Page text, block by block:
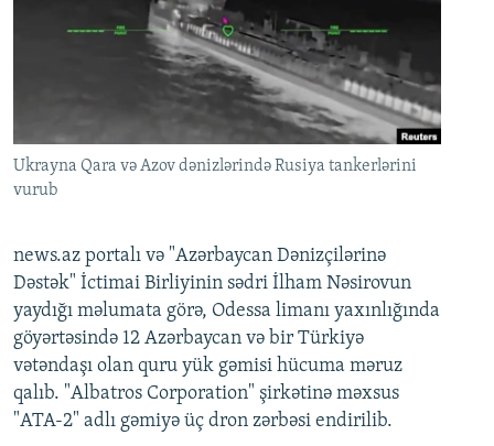
Ukrayna Qara və Azov dənizlərində Rusiya tankerlərini
vurub
news.az portalı və "Azərbaycan Dənizçilərinə
Dəstək" İctimai Birliyinin sədri İlham Nəsirovun
yaydığı məlumata görə, Odessa limanı yaxınlığında
göyərtəsində 12 Azərbaycan və bir Türkiyə
vətəndaşı olan quru yük gəmisi hücuma məruz
qalıb. "Albatros Corporation" şirkətinə məxsus
"ATA-2" adlı gəmiyə üç dron zərbəsi endirilib.